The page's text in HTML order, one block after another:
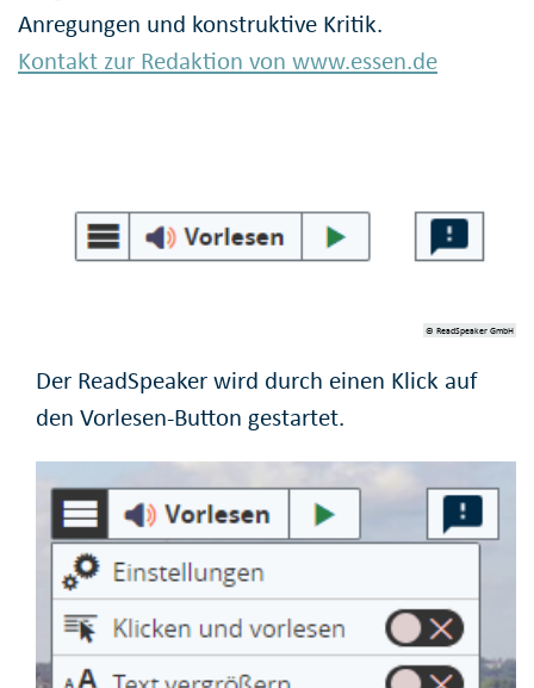
Anregungen und konstruktive Kritik.
Kontakt zur Redaktion von www.essen.de
© ReadSpeaker GmbH
Der ReadSpeaker wird durch einen Klick auf
den Vorlesen-Button gestartet.